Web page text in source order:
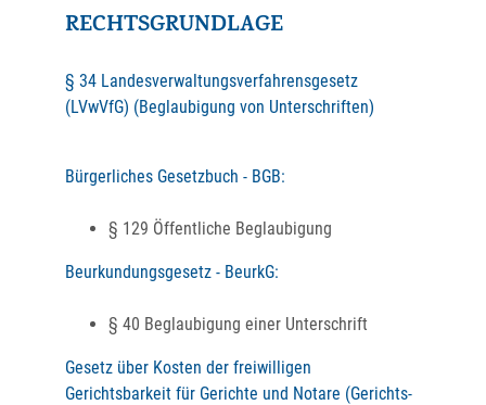
RECHTSGRUNDLAGE
§ 34 Landesverwaltungsverfahrensgesetz
(LVwVfG) (Beglaubigung von Unterschriften)
Bürgerliches Gesetzbuch - BGB:
§ 129 Öffentliche Beglaubigung
Beurkundungsgesetz - BeurkG:
§ 40 Beglaubigung einer Unterschrift
Gesetz über Kosten der freiwilligen
Gerichtsbarkeit für Gerichte und Notare (Gerichts-